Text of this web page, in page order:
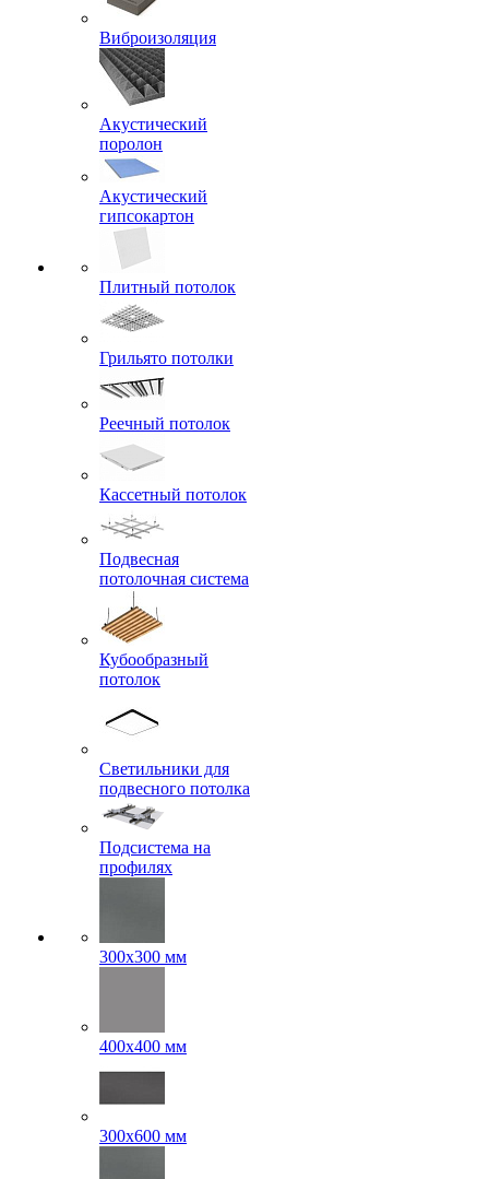
Виброизоляция
Акустический
поролон
Акустический
гипсокартон
Плитный потолок
Грильято потолки
Реечный потолок
Кассетный потолок
Подвесная
потолочная система
Кубообразный
потолок
Светильники для
подвесного потолка
Подсистема на
профилях
300x300 мм
400х400 мм
300x600 мм